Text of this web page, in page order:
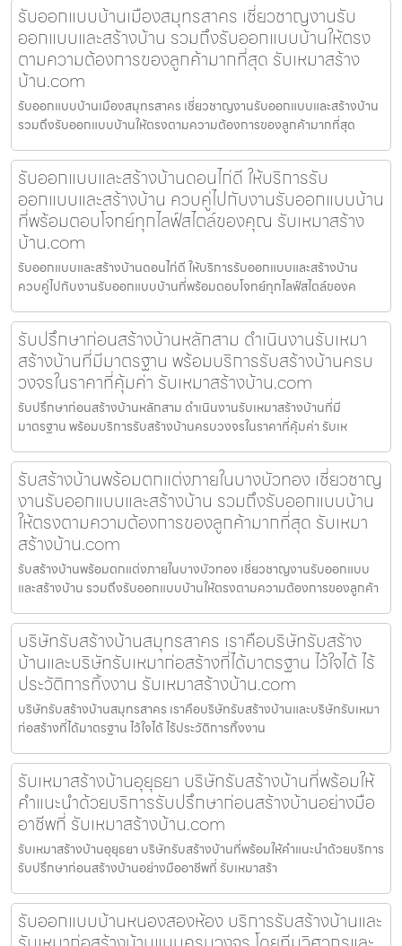
รับออกแบบบ้านเมืองสมุทรสาคร เชี่ยวชาญงานรับ
ออกแบบและสร้างบ้าน รวมถึงรับออกแบบบ้านให้ตรง
ตามความต้องการของลูกค้ามากที่สุด รับเหมาสร้าง
บ้าน.com
รับออกแบบบ้านเมืองสมุทรสาคร เชี่ยวชาญงานรับออกแบบและสร้างบ้าน
รวมถึงรับออกแบบบ้านให้ตรงตามความต้องการของลูกค้ามากที่สุด
รับออกแบบและสร้างบ้านดอนไก่ดี ให้บริการรับ
ออกแบบและสร้างบ้าน ควบคู่ไปกับงานรับออกแบบบ้าน
ที่พร้อมตอบโจทย์ทุกไลฟ์สไตล์ของคุณ รับเหมาสร้าง
บ้าน.com
รับออกแบบและสร้างบ้านดอนไก่ดี ให้บริการรับออกแบบและสร้างบ้าน
ควบคู่ไปกับงานรับออกแบบบ้านที่พร้อมตอบโจทย์ทุกไลฟ์สไตล์ของค
รับปรึกษาก่อนสร้างบ้านหลักสาม ดำเนินงานรับเหมา
สร้างบ้านที่มีมาตรฐาน พร้อมบริการรับสร้างบ้านครบ
วงจรในราคาที่คุ้มค่า รับเหมาสร้างบ้าน.com
รับปรึกษาก่อนสร้างบ้านหลักสาม ดำเนินงานรับเหมาสร้างบ้านที่มี
มาตรฐาน พร้อมบริการรับสร้างบ้านครบวงจรในราคาที่คุ้มค่า รับเห
รับสร้างบ้านพร้อมตกแต่งภายในบางบัวทอง เชี่ยวชาญ
งานรับออกแบบและสร้างบ้าน รวมถึงรับออกแบบบ้าน
ให้ตรงตามความต้องการของลูกค้ามากที่สุด รับเหมา
สร้างบ้าน.com
รับสร้างบ้านพร้อมตกแต่งภายในบางบัวทอง เชี่ยวชาญงานรับออกแบบ
และสร้างบ้าน รวมถึงรับออกแบบบ้านให้ตรงตามความต้องการของลูกค้า
บริษัทรับสร้างบ้านสมุทรสาคร เราคือบริษัทรับสร้าง
บ้านและบริษัทรับเหมาก่อสร้างที่ได้มาตรฐาน ไว้ใจได้ ไร้
ประวัติการทิ้งงาน รับเหมาสร้างบ้าน.com
บริษัทรับสร้างบ้านสมุทรสาคร เราคือบริษัทรับสร้างบ้านและบริษัทรับเหมา
ก่อสร้างที่ได้มาตรฐาน ไว้ใจได้ ไร้ประวัติการทิ้งงาน
รับเหมาสร้างบ้านอุยุธยา บริษัทรับสร้างบ้านที่พร้อมให้
คำแนะนำด้วยบริการรับปรึกษาก่อนสร้างบ้านอย่างมือ
อาชีพที่ รับเหมาสร้างบ้าน.com
รับเหมาสร้างบ้านอุยุธยา บริษัทรับสร้างบ้านที่พร้อมให้คำแนะนำด้วยบริการ
รับปรึกษาก่อนสร้างบ้านอย่างมืออาชีพที่ รับเหมาสร้า
รับออกแบบบ้านหนองสองห้อง บริการรับสร้างบ้านและ